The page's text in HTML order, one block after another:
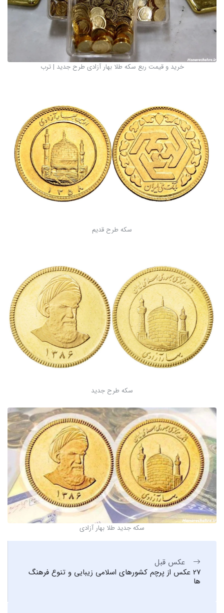
خرید و قیمت ربع سکه طلا بهار آزادی طرح جدید | ترب
سکه طرح قدیم
سکه طرح جدید
سکه جدید طلا بهار آزادی
عکس قبل
27 عکس از پرچم کشورهای اسلامی زیبایی و تنوع فرهنگ
ها